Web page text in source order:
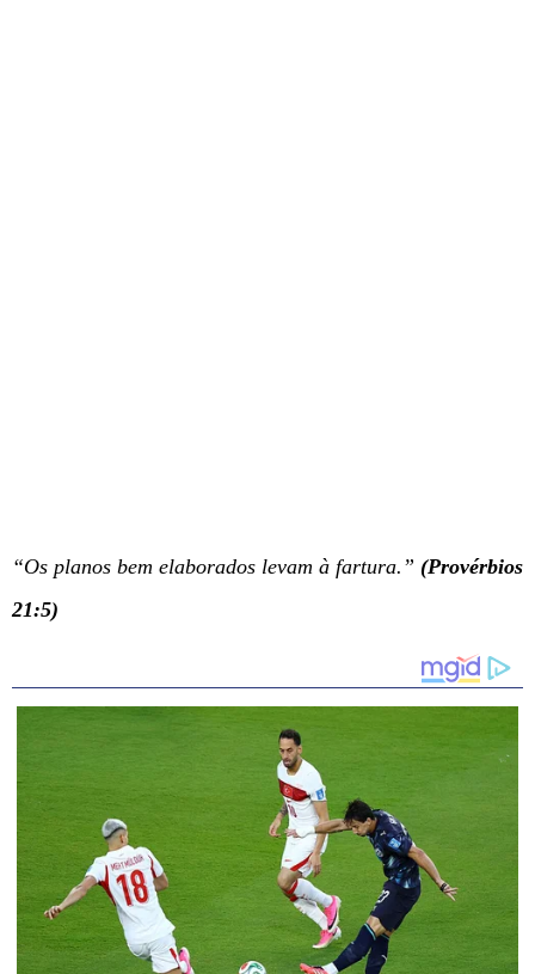
“Os planos bem elaborados levam à fartura.” (Provérbios
21:5)